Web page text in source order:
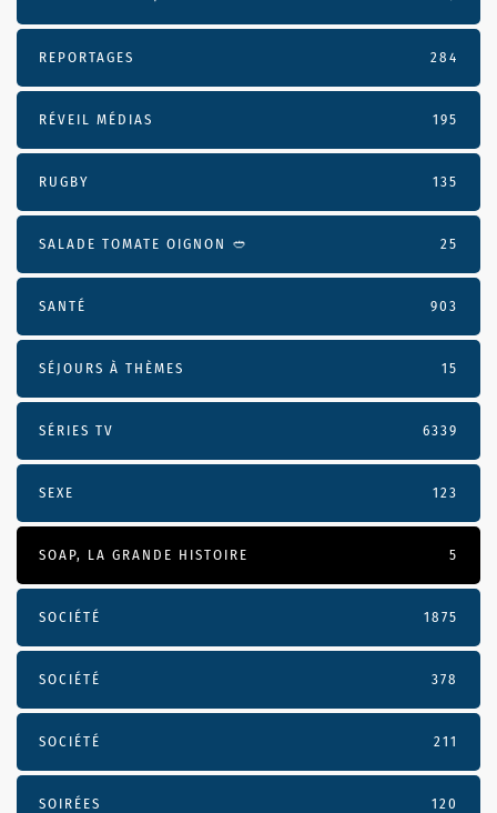
REPORTAGES 284
RÉVEIL MÉDIAS 195
RUGBY 135
SALADE TOMATE OIGNON 🥙 25
SANTÉ 903
SÉJOURS À THÈMES 15
SÉRIES TV 6339
SEXE 123
SOAP, LA GRANDE HISTOIRE 5
SOCIÉTÉ 1875
SOCIÉTÉ 378
SOCIÉTÉ 211
SOIRÉES 120